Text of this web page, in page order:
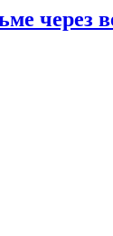
через